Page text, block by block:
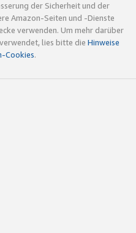
der Sicherheit und der
Amazon-Seiten und -Dienste
verwenden. Um mehr darüber
lies bitte die Hinweise
Cookies.